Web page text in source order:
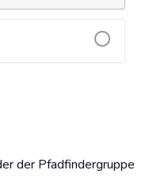
der Pfadfindergruppe